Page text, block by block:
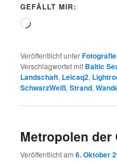
GEFÄLLT MIR:
Wird
Veröffentlicht unter
Verschlagwortet mit Baltic
Landschaft, Leicaq2,
SchwarzWeiß,Strand,
Metropolen der
Veröffentlicht am6. Oktober